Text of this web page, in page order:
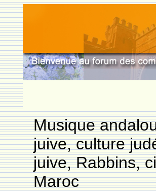
Musique
juive, culture
juive, Rabbins,
Maroc